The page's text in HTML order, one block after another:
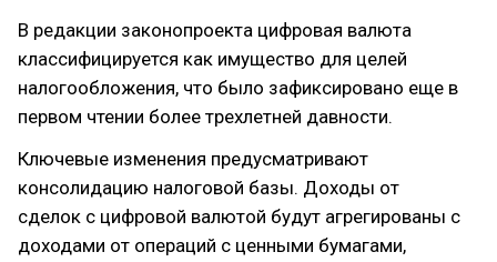
В редакции законопроекта цифровая валюта
классифицируется как имущество для целей
налогообложения, что было зафиксировано еще в
первом чтении более трехлетней давности.
Ключевые изменения предусматривают
консолидацию налоговой базы. Доходы от
сделок с цифровой валютой будут агрегированы с
доходами от операций с ценными бумагами,